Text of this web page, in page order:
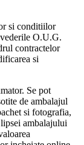
si conditiilor
O.U.G.
contractelor
si
Se pot
de ambalajul
si fotografia,
ambalajului